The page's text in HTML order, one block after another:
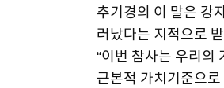
추기경의 이 말은 강
러났다는 지적으로
“이번 참사는 우리의
근본적 가치기준으